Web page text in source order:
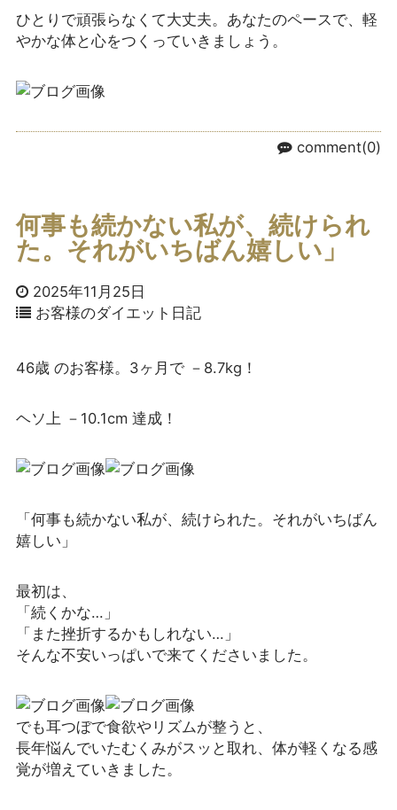
ひとりで頑張らなくて大丈夫。あなたのペースで、軽
やかな体と心をつくっていきましょう。
comment(0)
何事も続かない私が、続けられ
た。それがいちばん嬉しい」
2025年11月25日
お客様のダイエット日記
46歳 のお客様。3ヶ月で －8.7kg！
ヘソ上 －10.1cm 達成！
「何事も続かない私が、続けられた。それがいちばん
嬉しい」
最初は、
「続くかな…」
「また挫折するかもしれない…」
そんな不安いっぱいで来てくださいました。
でも耳つぼで食欲やリズムが整うと、
長年悩んでいたむくみがスッと取れ、体が軽くなる感
覚が増えていきました。